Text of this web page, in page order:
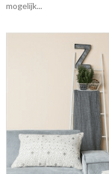
mogelijk...